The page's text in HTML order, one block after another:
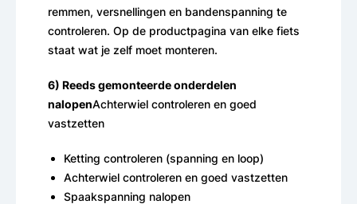
remmen, versnellingen en bandenspanning te
controleren. Op de productpagina van elke fiets
staat wat je zelf moet monteren.
6) Reeds gemonteerde onderdelen
nalopenAchterwiel controleren en goed
vastzetten
Ketting controleren (spanning en loop)
Achterwiel controleren en goed vastzetten
Spaakspanning nalopen